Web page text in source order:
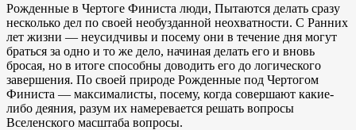
Рожденные в Чертоге Финиста люди, Пытаются делать сразу
несколько дел по своей необузданной неохватности. С Ранних
лет жизни — неусидчивы и посему они в течение дня могут
браться за одно и то же дело, начиная делать его и вновь
бросая, но в итоге способны доводить его до логического
завершения. По своей природе Рожденные под Чертогом
Финиста — максималисты, посему, когда совершают какие-
либо деяния, разум их намеревается решать вопросы
Вселенского масштаба вопросы.